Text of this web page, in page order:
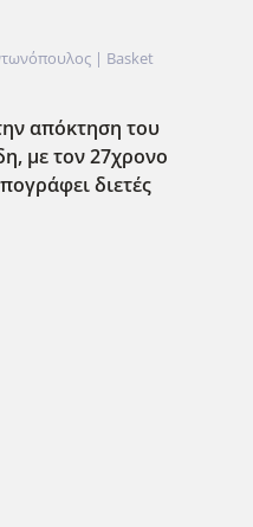
| Basket
απόκτηση του
με τον 27χρονο
διετές